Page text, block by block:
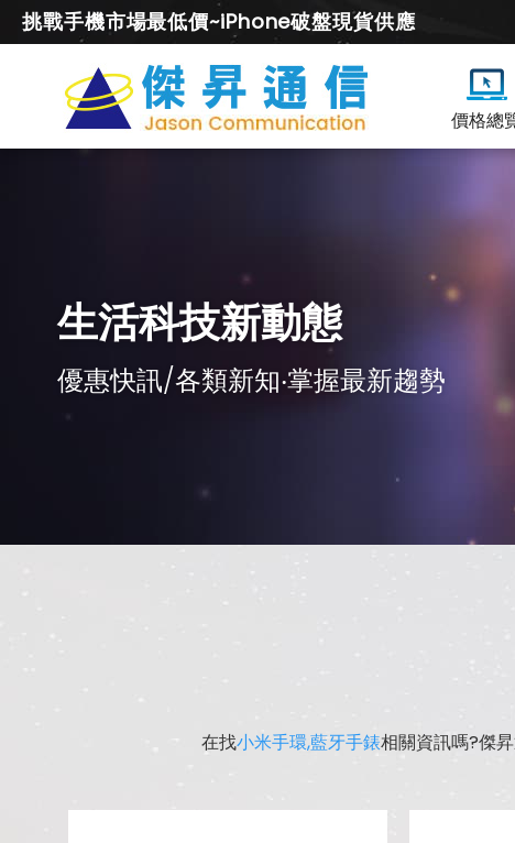
挑戰手機市場最低價~iPhone破盤現貨供應
價格總
生活科技新動態
優惠快訊/各類新知‧掌握最新趨勢
在找小米手環,藍牙手錶相關資訊嗎?傑